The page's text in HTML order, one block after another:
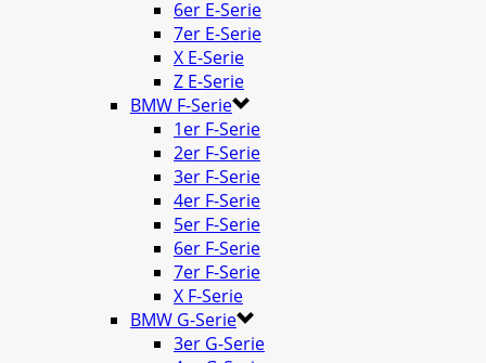
6er E-Serie
7er E-Serie
X E-Serie
Z E-Serie
BMW F-Serie
1er F-Serie
2er F-Serie
3er F-Serie
4er F-Serie
5er F-Serie
6er F-Serie
7er F-Serie
X F-Serie
BMW G-Serie
3er G-Serie